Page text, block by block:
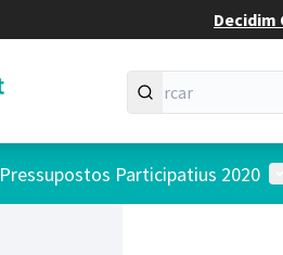
Pressupostos Participatius 2020